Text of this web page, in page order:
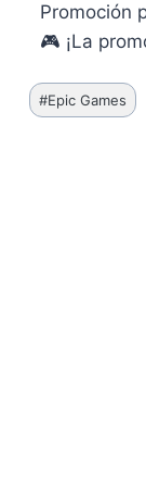
Promoción
🎮 ¡La
Etiquetas
de
#Epic Games